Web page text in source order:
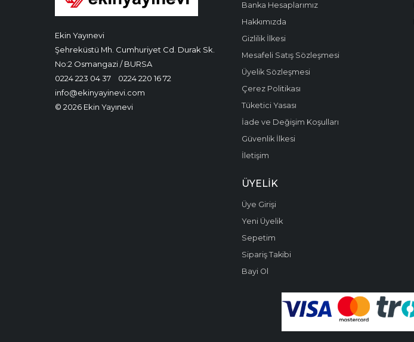
Ekin Yayınevi
Şehreküstü Mh. Cumhuriyet Cd. Durak Sk.
No:2 Osmangazi / BURSA
0224 223 04 37
0224 220 16 72
info@ekinyayinevi.com
© 2026 Ekin Yayınevi
Banka Hesaplarımız
Hakkımızda
Gizlilik İlkesi
Mesafeli Satış Sözleşmesi
Üyelik Sözleşmesi
Çerez Politikası
Tüketici Yasası
İade ve Değişim Koşulları
Güvenlik İlkesi
İletişim
ÜYELIK
Üye Girişi
Yeni Üyelik
Sepetim
Sipariş Takibi
Bayi Ol